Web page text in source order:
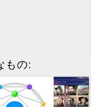
もの: